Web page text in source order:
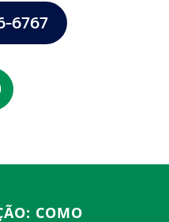
6767
COMO